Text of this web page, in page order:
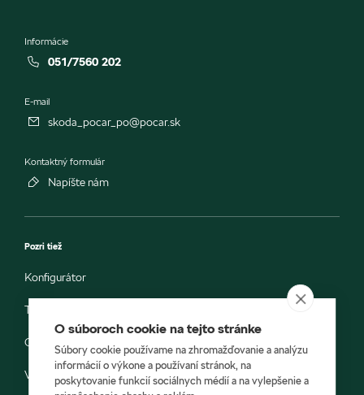
Informácie
051/7560 202
E-mail
skoda_pocar_po@pocar.sk
Kontaktný formulár
Napíšte nám
Pozri tiež
Konfigurátor
Testovacia jazda
Objednávka do servisu
Vozidlá ihneď k odberu
O súboroch cookie na tejto stránke
Súbory cookie používame na zhromažďovanie a analýzu
informácií o výkone a používaní stránok, na
poskytovanie funkcií sociálnych médií a na vylepšenie a